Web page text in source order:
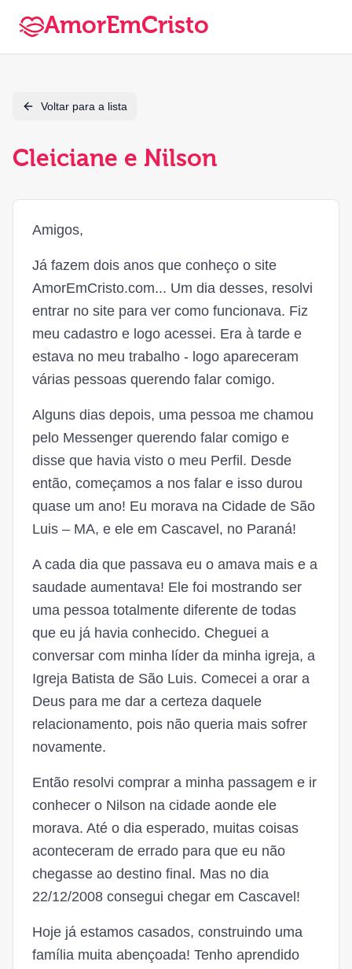
AmorEmCristo
Voltar para a lista
Cleiciane e Nilson
Amigos,
Já fazem dois anos que conheço o site
AmorEmCristo.com... Um dia desses, resolvi
entrar no site para ver como funcionava. Fiz
meu cadastro e logo acessei. Era à tarde e
estava no meu trabalho - logo apareceram
várias pessoas querendo falar comigo.
Alguns dias depois, uma pessoa me chamou
pelo Messenger querendo falar comigo e
disse que havia visto o meu Perfil. Desde
então, começamos a nos falar e isso durou
quase um ano! Eu morava na Cidade de São
Luis – MA, e ele em Cascavel, no Paraná!
A cada dia que passava eu o amava mais e a
saudade aumentava! Ele foi mostrando ser
uma pessoa totalmente diferente de todas
que eu já havia conhecido. Cheguei a
conversar com minha líder da minha igreja, a
Igreja Batista de São Luis. Comecei a orar a
Deus para me dar a certeza daquele
relacionamento, pois não queria mais sofrer
novamente.
Então resolvi comprar a minha passagem e ir
conhecer o Nilson na cidade aonde ele
morava. Até o dia esperado, muitas coisas
aconteceram de errado para que eu não
chegasse ao destino final. Mas no dia
22/12/2008 consegui chegar em Cascavel!
Hoje já estamos casados, construindo uma
família muita abençoada! Tenho aprendido